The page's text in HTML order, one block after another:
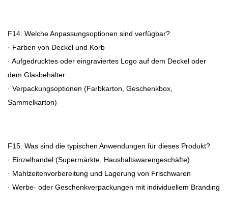
F14. Welche Anpassungsoptionen sind verfügbar?
· Farben von Deckel und Korb
· Aufgedrucktes oder eingraviertes Logo auf dem Deckel oder
dem Glasbehälter
· Verpackungsoptionen (Farbkarton, Geschenkbox,
Sammelkarton)
F15. Was sind die typischen Anwendungen für dieses Produkt?
· Einzelhandel (Supermärkte, Haushaltswarengeschäfte)
· Mahlzeitenvorbereitung und Lagerung von Frischwaren
· Werbe- oder Geschenkverpackungen mit individuellem Branding